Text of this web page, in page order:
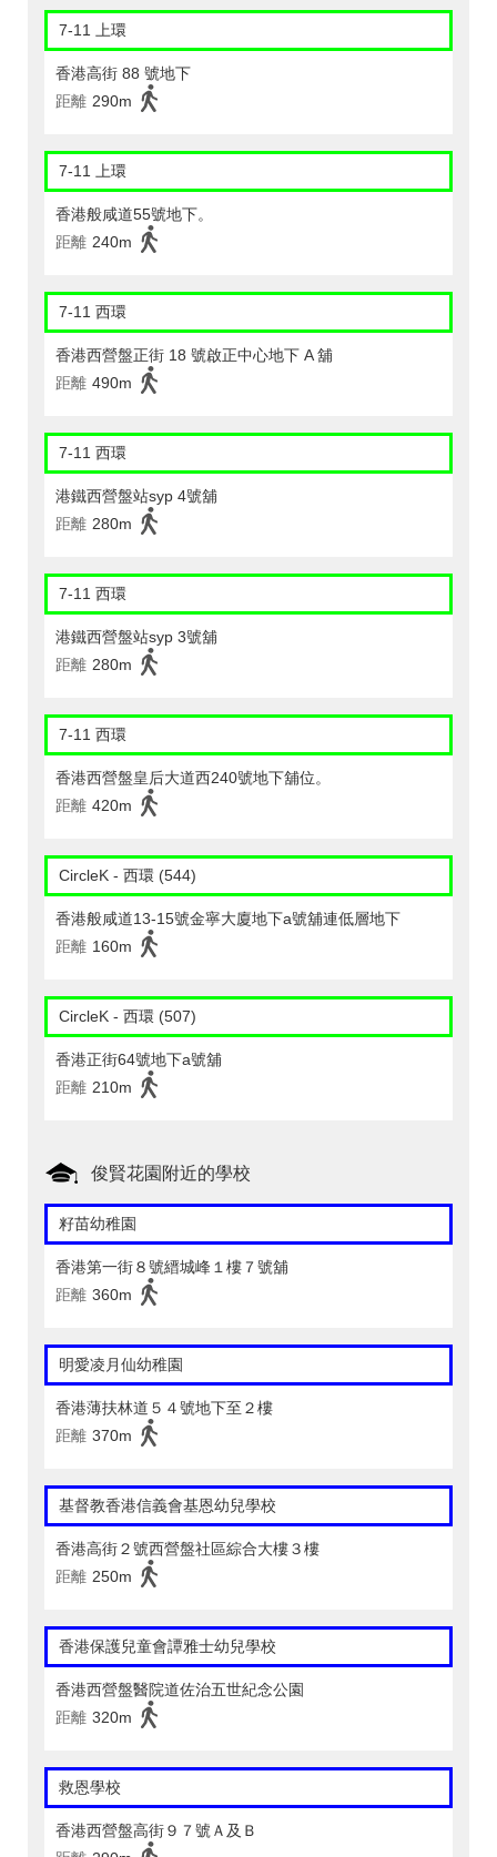
7-11 上環
香港高街 88 號地下
距離 290m
7-11 上環
香港般咸道55號地下。
距離 240m
7-11 西環
香港西營盤正街 18 號啟正中心地下 A 舖
距離 490m
7-11 西環
港鐵西營盤站syp 4號舖
距離 280m
7-11 西環
港鐵西營盤站syp 3號舖
距離 280m
7-11 西環
香港西營盤皇后大道西240號地下舖位。
距離 420m
CircleK - 西環 (544)
香港般咸道13-15號金寧大廈地下a號舖連低層地下
距離 160m
CircleK - 西環 (507)
香港正街64號地下a號舖
距離 210m
俊賢花園附近的學校
籽苗幼稚園
香港第一街８號縉城峰１樓７號舖
距離 360m
明愛凌月仙幼稚園
香港薄扶林道５４號地下至２樓
距離 370m
基督教香港信義會基恩幼兒學校
香港高街２號西營盤社區綜合大樓３樓
距離 250m
香港保護兒童會譚雅士幼兒學校
香港西營盤醫院道佐治五世紀念公園
距離 320m
救恩學校
香港西營盤高街９７號Ａ及Ｂ